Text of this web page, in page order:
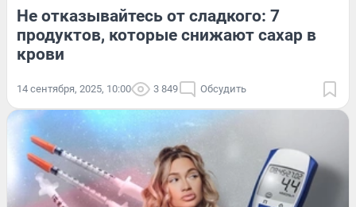
Не отказывайтесь от сладкого: 7
продуктов, которые снижают сахар в
крови
14 сентября, 2025, 10:00 3 849 Обсудить